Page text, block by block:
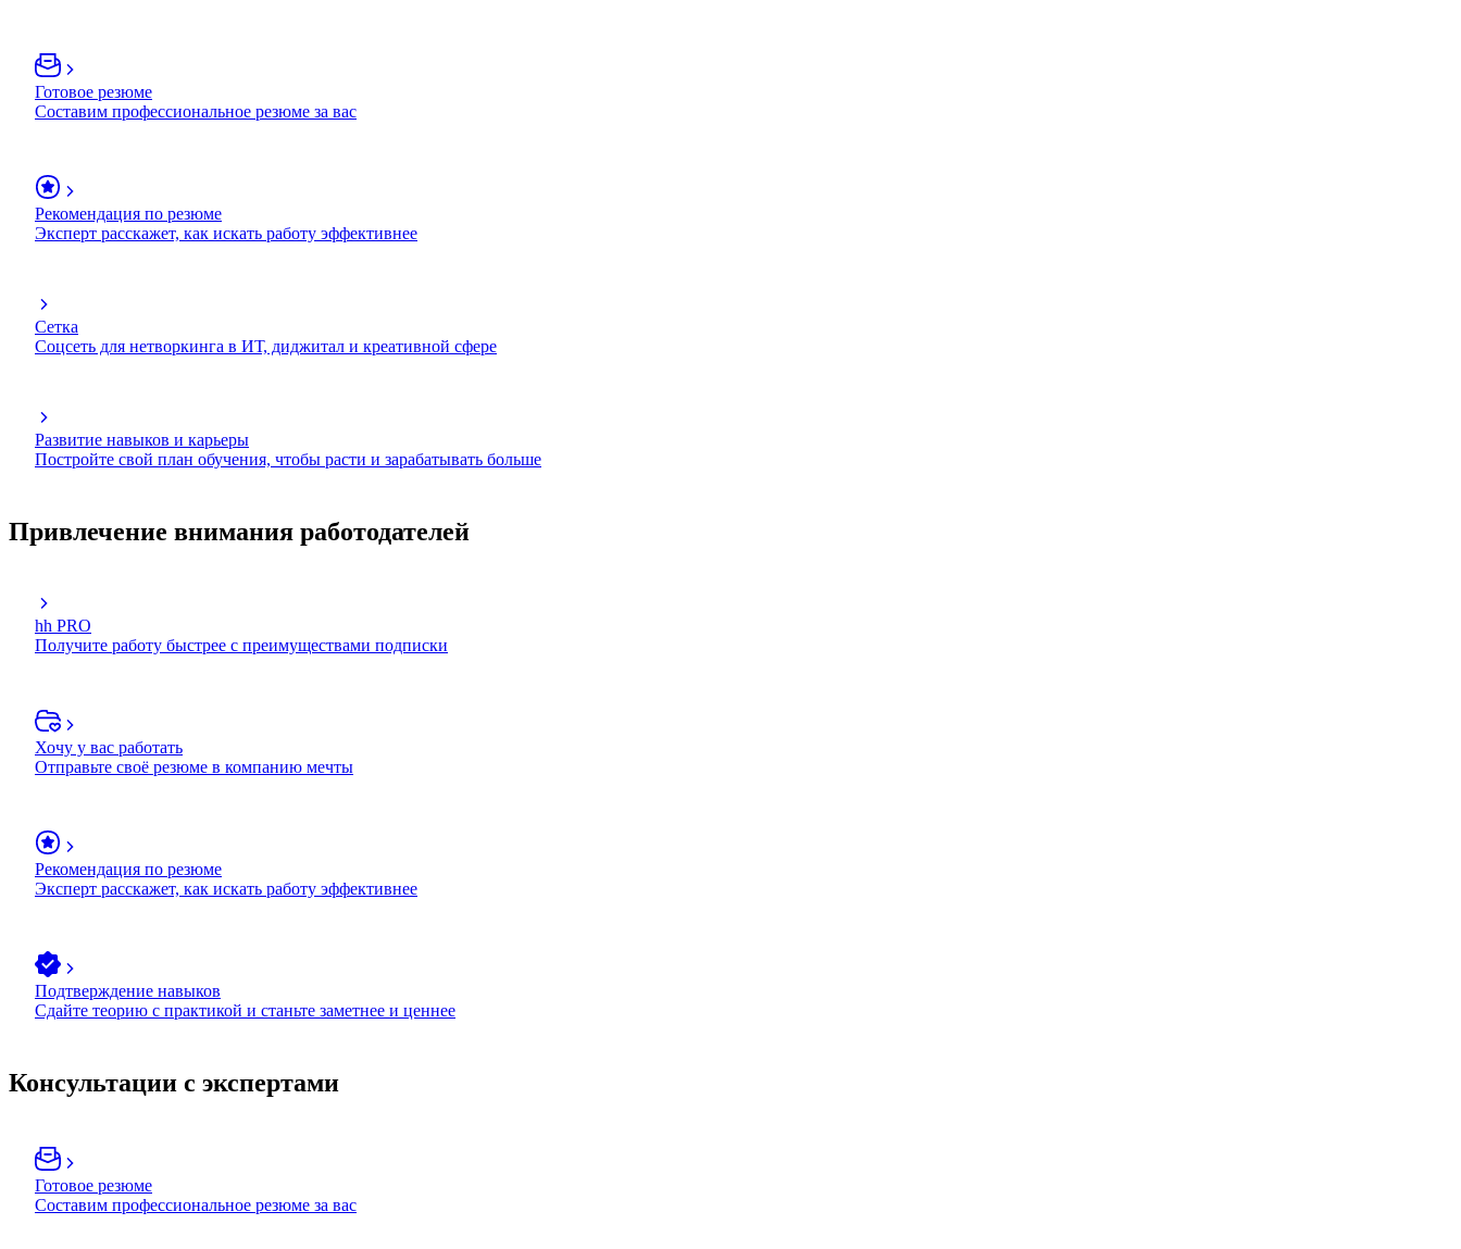
Готовое резюме
Составим профессиональное резюме за вас
Рекомендация по резюме
Эксперт расскажет, как искать работу эффективнее
Сетка
Соцсеть для нетворкинга в ИТ, диджитал и креативной сфере
Развитие навыков и карьеры
Постройте свой план обучения, чтобы расти и зарабатывать больше
Привлечение внимания работодателей
hh PRO
Получите работу быстрее с преимуществами подписки
Хочу у вас работать
Отправьте своё резюме в компанию мечты
Рекомендация по резюме
Эксперт расскажет, как искать работу эффективнее
Подтверждение навыков
Сдайте теорию с практикой и станьте заметнее и ценнее
Консультации с экспертами
Готовое резюме
Составим профессиональное резюме за вас